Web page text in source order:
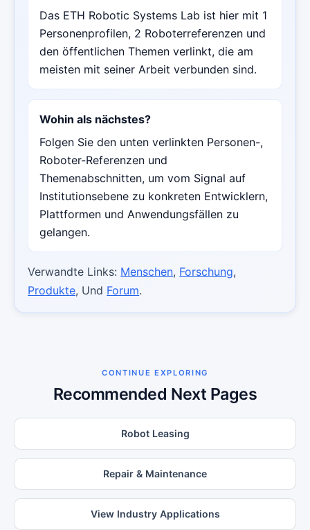
Das ETH Robotic Systems Lab ist hier mit 1
Personenprofilen, 2 Roboterreferenzen und
den öffentlichen Themen verlinkt, die am
meisten mit seiner Arbeit verbunden sind.
Wohin als nächstes?
Folgen Sie den unten verlinkten Personen-,
Roboter-Referenzen und
Themenabschnitten, um vom Signal auf
Institutionsebene zu konkreten Entwicklern,
Plattformen und Anwendungsfällen zu
gelangen.
Verwandte Links: Menschen, Forschung,
Produkte, Und Forum.
CONTINUE EXPLORING
Recommended Next Pages
Robot Leasing
Repair & Maintenance
View Industry Applications